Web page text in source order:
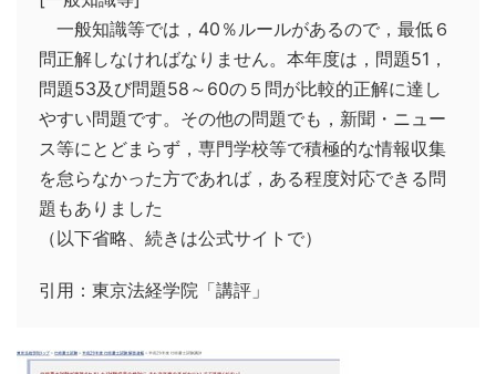
一般知識等では，40％ルールがあるので，最低６
問正解しなければなりません。本年度は，問題51，
問題53及び問題58～60の５問が比較的正解に達し
やすい問題です。その他の問題でも，新聞・ニュー
ス等にとどまらず，専門学校等で積極的な情報収集
を怠らなかった方であれば，ある程度対応できる問
題もありました
（以下省略、続きは公式サイトで）
引用：東京法経学院「講評」